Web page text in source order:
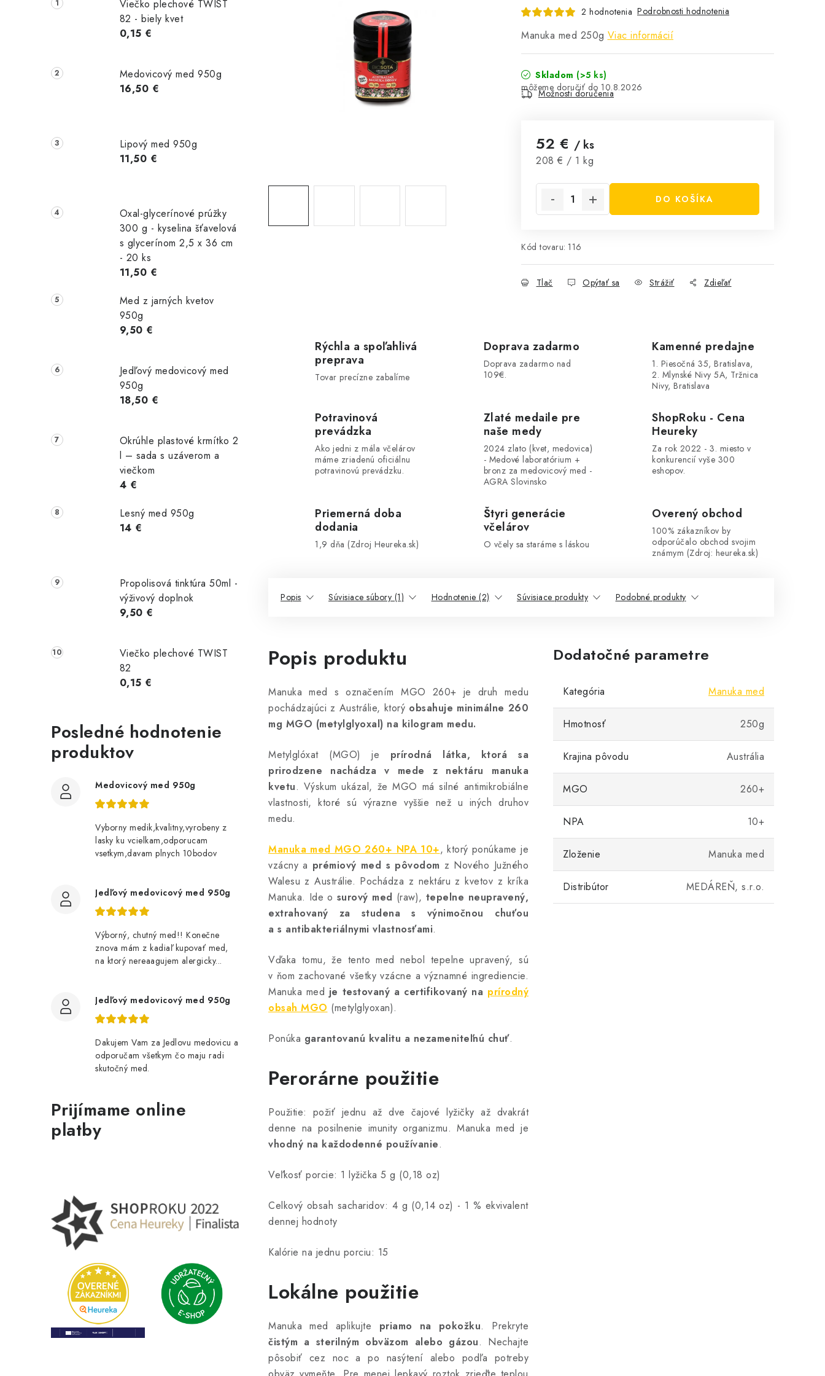
p
e
Viečko plechové TWIST
82 - biely kvet
0,15 €
Medovicový med 950g
16,50 €
Lipový med 950g
11,50 €
Oxal-glycerínové prúžky
300 g - kyselina šťavelová
s glycerínom 2,5 x 36 cm
- 20 ks
11,50 €
Med z jarných kvetov
950g
9,50 €
Jedľový medovicový med
950g
18,50 €
Okrúhle plastové krmítko 2
l – sada s uzáverom a
viečkom
4 €
Lesný med 950g
14 €
Propolisová tinktúra 50ml -
výživový doplnok
9,50 €
Viečko plechové TWIST
82
0,15 €
Posledné hodnotenie
produktov
Medovicový med 950g
Vyborny medik,kvalitny,vyrobeny z
lasky ku vcielkam,odporucam
vsetkym,davam plnych 10bodov
Jedľový medovicový med 950g
Výborný, chutný med!! Konečne
znova mám z kadiaľ kupovať med,
na ktorý nereaagujem alergicky...
Jedľový medovicový med 950g
Dakujem Vam za Jedlovu medovicu a
odporučam všetkym čo maju radi
skutočný med.
Prijímame online
platby
2 hodnotenia Podrobnosti hodnotenia
Manuka med 250g Viac informácií
Skladom (>5 ks)
10.8.2026
Možnosti doručenia
52 € / ks
Jednotková cena:
208 € / 1 kg
DO KOŠÍKA
Kód tovaru: 116
Tlač Opýtať sa Strážiť Zdieľať
Rýchla a spoľahlivá
preprava
Tovar precízne zabalíme
Doprava zadarmo
Doprava zadarmo nad
109€.
Kamenné predajne
1. Piesočná 35, Bratislava,
2. Mlynské Nivy 5A, Tržnica
Nivy, Bratislava
Potravinová
prevádzka
Ako jedni z mála včelárov
máme zriadenú oficiálnu
potravinovú prevádzku.
Zlaté medaile pre
naše medy
2024 zlato (kvet, medovica)
- Medové laboratórium +
bronz za medovicový med -
AGRA Slovinsko
ShopRoku - Cena
Heureky
Za rok 2022 - 3. miesto v
konkurencií vyše 300
eshopov.
Priemerná doba
dodania
1,9 dňa (Zdroj Heureka.sk)
Štyri generácie
včelárov
O včely sa staráme s láskou
Overený obchod
100% zákazníkov by
odporúčalo obchod svojim
známym (Zdroj: heureka.sk)
Popis Súvisiace súbory (1) Hodnotenie (2) Súvisiace produkty Podobné produkty
Popis produktu
Manuka med s označením MGO 260+ je druh medu
pochádzajúci z Austrálie, ktorý obsahuje minimálne 260
mg MGO (metylglyoxal) na kilogram medu.
Metylglóxat (MGO) je prírodná látka, ktorá sa
prirodzene nachádza v mede z nektáru manuka
kvetu. Výskum ukázal, že MGO má silné antimikrobiálne
vlastnosti, ktoré sú výrazne vyššie než u iných druhov
medu.
Manuka med MGO 260+ NPA 10+, ktorý ponúkame je
vzácny a prémiový med s pôvodom z Nového Južného
Walesu z Austrálie. Pochádza z nektáru z kvetov z kríka
Manuka. Ide o surový med (raw), tepelne neupravený,
extrahovaný za studena s výnimočnou chuťou
a s antibakteriálnymi vlastnosťami.
Vďaka tomu, že tento med nebol tepelne upravený, sú
v ňom zachované všetky vzácne a významné ingrediencie.
Manuka med je testovaný a certifikovaný na prírodný
obsah MGO (metylglyoxan).
Ponúka garantovanú kvalitu a nezameniteľnú chuť.
Perorárne použitie
Použitie: požiť jednu až dve čajové lyžičky až dvakrát
denne na posilnenie imunity organizmu. Manuka med je
vhodný na každodenné používanie.
Veľkosť porcie: 1 lyžička 5 g (0,18 oz)
Celkový obsah sacharidov: 4 g (0,14 oz) - 1 % ekvivalent
dennej hodnoty
Kalórie na jednu porciu: 15
Lokálne použitie
Manuka med aplikujte priamo na pokožku. Prekryte
čistým a sterilným obväzom alebo gázou. Nechajte
pôsobiť cez noc a po nasýtení alebo podľa potreby
Dodatočné parametre
Kategória Manuka med
Hmotnosť 250g
Krajina pôvodu Austrália
MGO 260+
NPA 10+
Zloženie Manuka med
Distribútor MEDÁREŇ, s.r.o.